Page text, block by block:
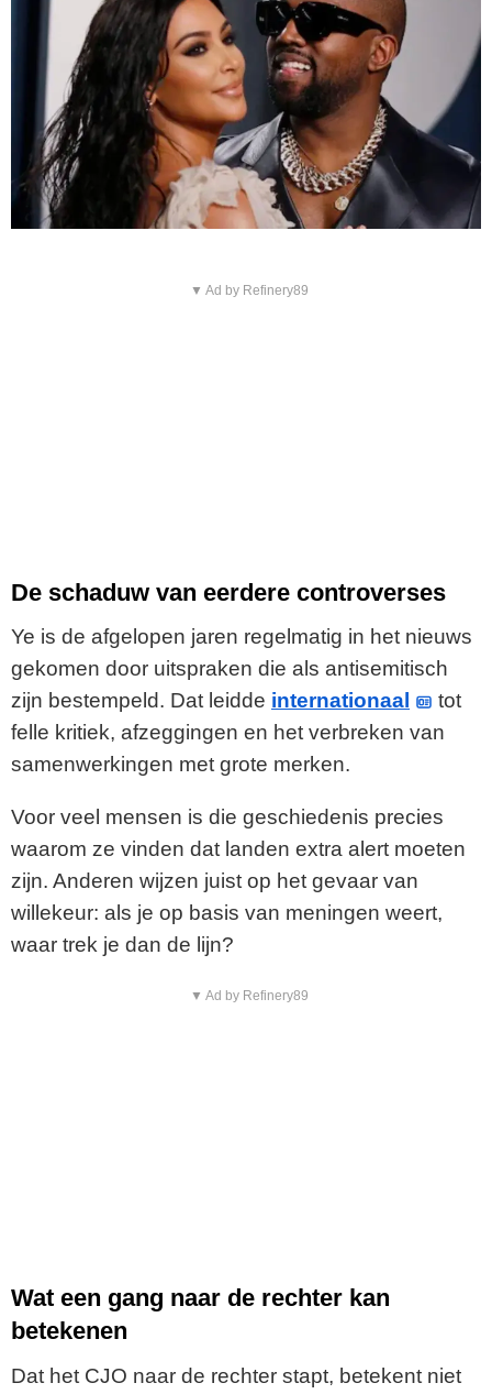
▼ Ad by Refinery89
De schaduw van eerdere controverses
Ye is de afgelopen jaren regelmatig in het nieuws
gekomen door uitspraken die als antisemitisch
zijn bestempeld. Dat leidde internationaal
tot
felle kritiek, afzeggingen en het verbreken van
samenwerkingen met grote merken.
Voor veel mensen is die geschiedenis precies
waarom ze vinden dat landen extra alert moeten
zijn. Anderen wijzen juist op het gevaar van
willekeur: als je op basis van meningen weert,
waar trek je dan de lijn?
▼ Ad by Refinery89
Wat een gang naar de rechter kan
betekenen
Dat het CJO naar de rechter stapt, betekent niet